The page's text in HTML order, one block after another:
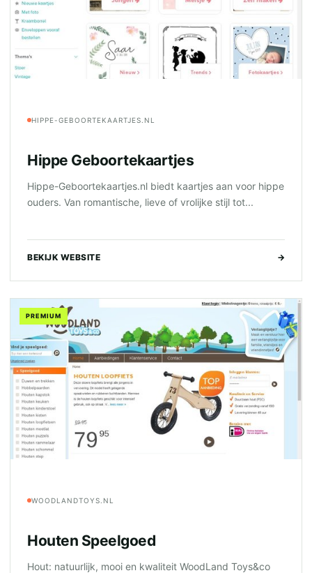
HIPPE-GEBOORTEKAARTJES.NL
Hippe Geboortekaartjes
Hippe-Geboortekaartjes.nl biedt kaartjes aan voor hippe
ouders. Van romantische, lieve of vrolijke stijl tot...
BEKIJK WEBSITE →
PREMIUM
WOODLANDTOYS.NL
Houten Speelgoed
Hout: natuurlijk, mooi en kwaliteit WoodLand Toys&co